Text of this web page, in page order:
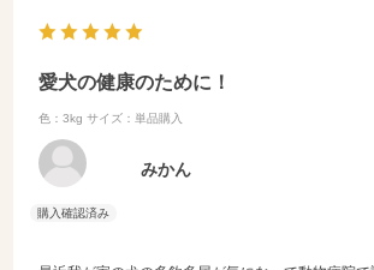
愛犬の健康のために！
色：3kg サイズ：単品購入
みかん